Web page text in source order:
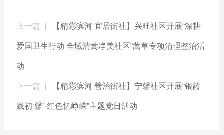
上一篇 | 【精彩滨河 宜居街社】兴旺社区开展“深耕
爱国卫生行动 全域清蒿净美社区”蒿草专项清理整治活
动
下一篇 | 【精彩滨河 善治街社】宁馨社区开展“银龄
践初‘馨’·红色忆峥嵘”主题党日活动